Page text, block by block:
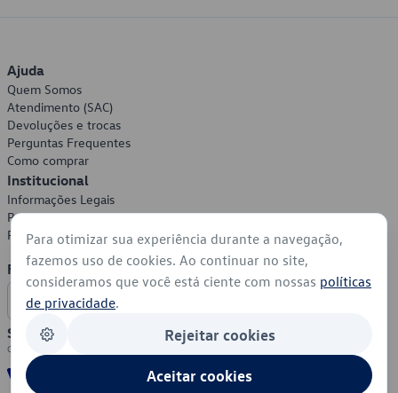
Ajuda
Quem Somos
Atendimento (SAC)
Devoluções e trocas
Perguntas Frequentes
Como comprar
Institucional
Informações Legais
Política de Privacidade
Política de Cookies
Formas de Pagamento
Segurança
Para otimizar sua experiência durante a navegação,
fazemos uso de cookies. Ao continuar no site,
consideramos que você está ciente com nossas políticas
de privacidade.
Rejeitar cookies
Aceitar cookies